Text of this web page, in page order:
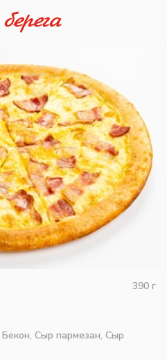
390 г
Бекон, Сыр пармезан, Сыр